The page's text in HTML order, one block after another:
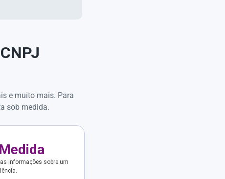
e muito mais. Para
sob medida.
informações sobre um